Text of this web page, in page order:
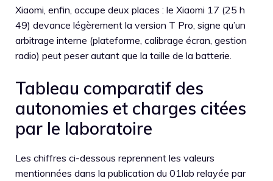
Xiaomi, enfin, occupe deux places : le Xiaomi 17 (25 h
49) devance légèrement la version T Pro, signe qu’un
arbitrage interne (plateforme, calibrage écran, gestion
radio) peut peser autant que la taille de la batterie.
Tableau comparatif des
autonomies et charges citées
par le laboratoire
Les chiffres ci-dessous reprennent les valeurs
mentionnées dans la publication du 01lab relayée par